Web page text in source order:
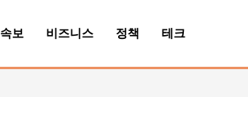
속보 비즈니스 정책 테크